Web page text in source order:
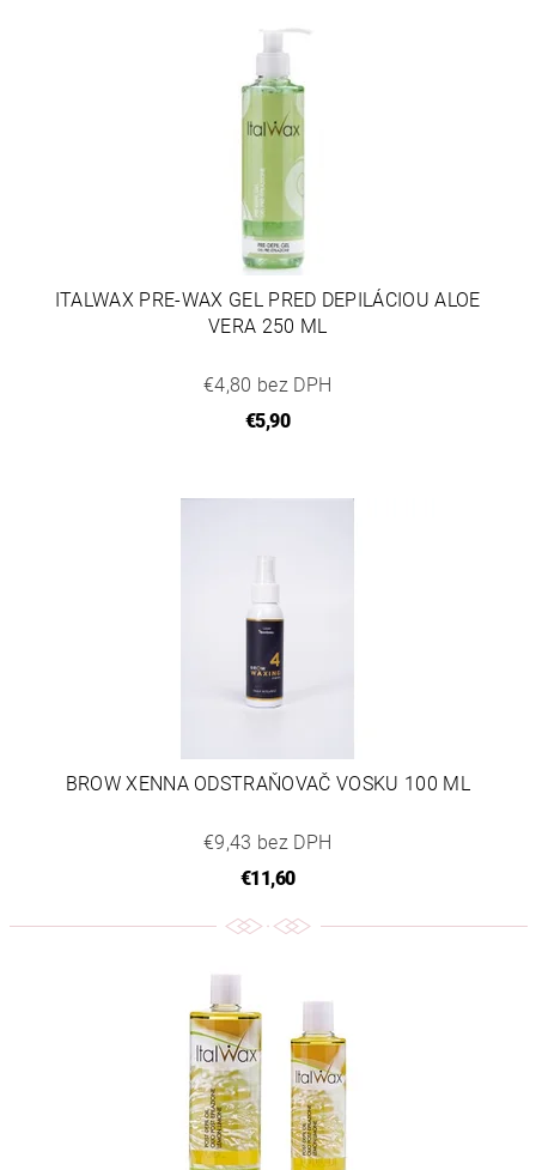
ITALWAX PRE-WAX GEL PRED DEPILÁCIOU ALOE
VERA 250 ML
€4,80 bez DPH
€5,90
BROW XENNA ODSTRAŇOVAČ VOSKU 100 ML
€9,43 bez DPH
€11,60